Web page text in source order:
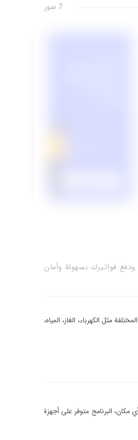
7 صور
ودفع فواتيرك بسهولة وأمان
مثل الكهرباء، الغاز، المياه،
البرنامج متوفر على أجهزة